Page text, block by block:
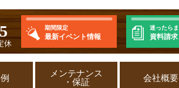
休
期間限定
最新イベント情報
迷ったら
資料請求
メンテナンス
・保証
会社概要